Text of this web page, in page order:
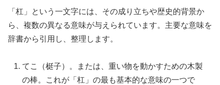
「杠」という一文字には、その成り立ちや歴史的背景か
ら、複数の異なる意味が与えられています。主要な意味を
辞書から引用し、整理します。
てこ（梃子）。または、重い物を動かすための木製
の棒。これが「杠」の最も基本的な意味の一つで